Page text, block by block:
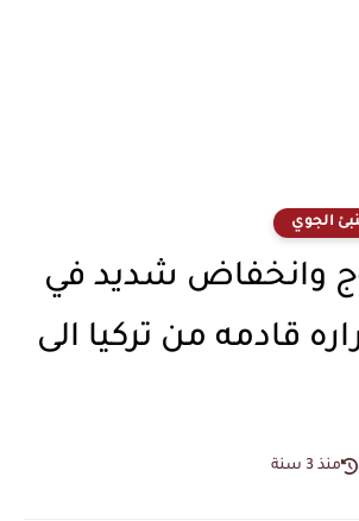
الجوي
وانخفاض شديد في
قادمه من تركيا الى
منذ 3 سنة